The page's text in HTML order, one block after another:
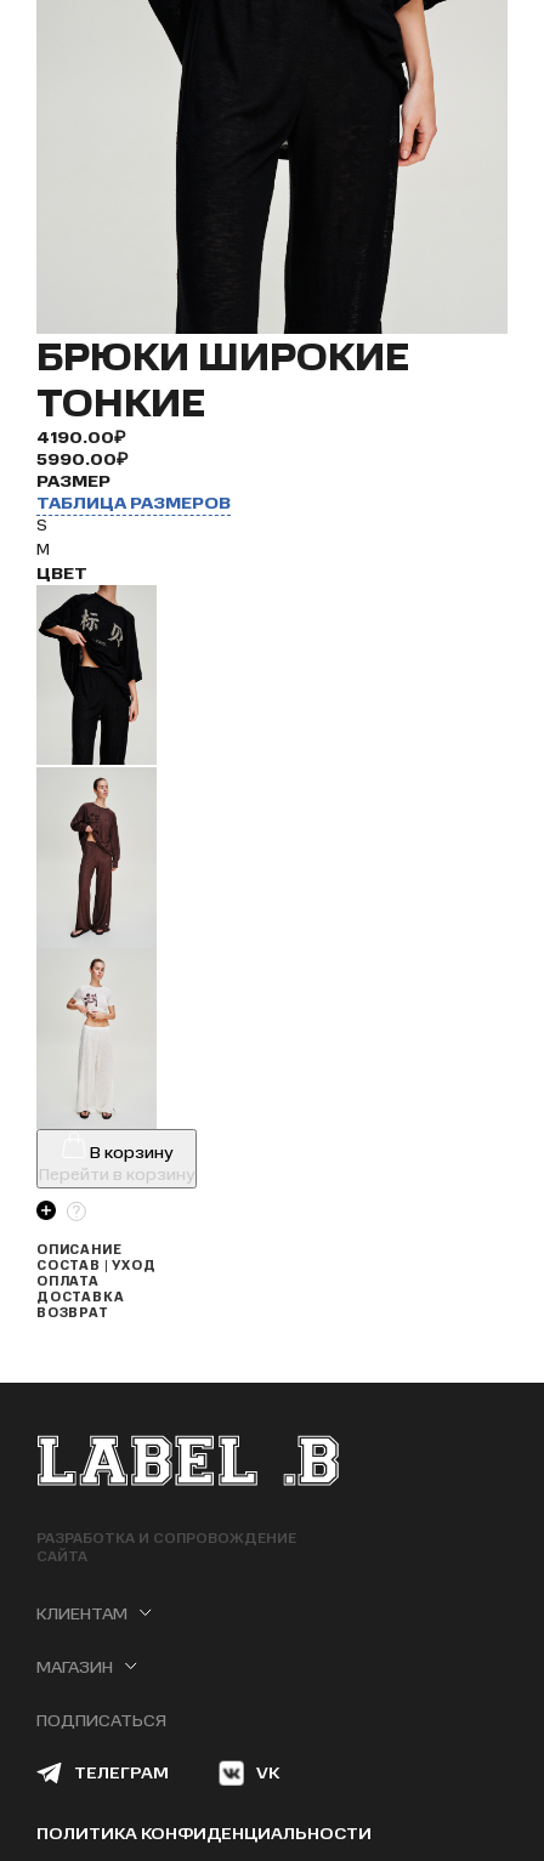
БРЮКИ ШИРОКИЕ
ТОНКИЕ
4190.00₽
5990.00₽
РАЗМЕР
ТАБЛИЦА РАЗМЕРОВ
S
M
ЦВЕТ
В корзину
Перейти в корзину
ОПИСАНИЕ
СОСТАВ | УХОД
ОПЛАТА
ДОСТАВКА
ВОЗВРАТ
ФУТЕР САЙТА
РАЗРАБОТКА И СОПРОВОЖДЕНИЕ
САЙТА
КЛИЕНТАМ
МАГАЗИН
ПОДПИСАТЬСЯ
ТЕЛЕГРАМ VK
ПОЛИТИКА КОНФИДЕНЦИАЛЬНОСТИ